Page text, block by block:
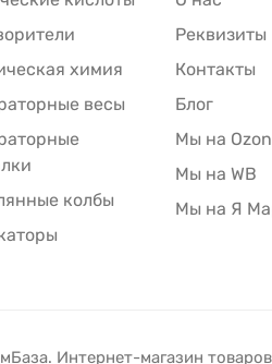
химия
весы
колбы
Реквизиты
Контакты
Блог
Мы на Ozon
Мы на WB
Мы на Я
Интернет-магазин